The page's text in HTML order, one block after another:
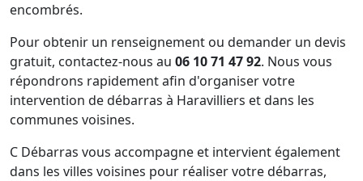
encombrés.
Pour obtenir un renseignement ou demander un devis
gratuit, contactez-nous au 06 10 71 47 92. Nous vous
répondrons rapidement afin d'organiser votre
intervention de débarras à Haravilliers et dans les
communes voisines.
C Débarras vous accompagne et intervient également
dans les villes voisines pour réaliser votre débarras,